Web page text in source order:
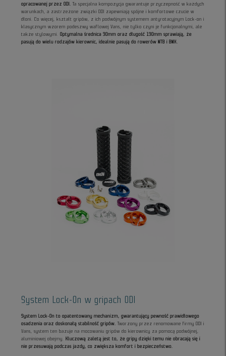
opracowanej przez ODI. Ta specjalna kompozycja gwarantuje przyczepność w każdych
warunkach, a zastrzeżone związki ODI zapewniają spójne i komfortowe czucie w
dłoni. Co więcej, kształt gripów, z ich podwójnym systemem antyrotacyjnym Lock-on i
klasycznym wzorem podeszwy waflowej Vans, nie tylko czyni je funkcjonalnymi, ale
także stylowymi.Optymalna średnica 30mm oraz długość 130mm sprawiają, że
pasują do wielu rodzajów kierownic, idealnie pasują do rowerów MTB i BMX.
System Lock-On w gripach ODI
System Lock-On to opatentowany mechanizm, gwarantujący pewność prawidłowego
osadzenia oraz doskonałą stabilność gripów. Tworzony przez renomowane firmy ODI i
Vans, system ten bazuje na mocowaniu gripów do kierownicy za pomocą podwójnej,
aluminiowej obejmy. Kluczową zaletą jest to, że gripy dzięki temu nie obracają się i
nie przesuwają podczas jazdy, co zwiększa komfort i bezpieczeństwo.